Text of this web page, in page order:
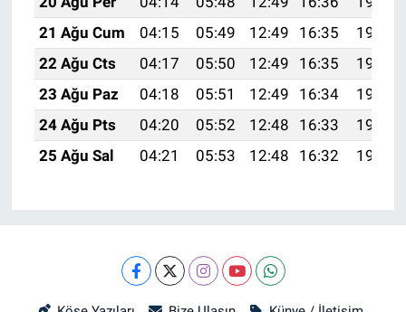
21 Ağu Cum
04:15 05:49 12:49 16:35
19:39
22 Ağu Cts
04:17 05:50 12:49 16:35
19:37
23 Ağu Paz
04:18 05:51 12:49 16:34
19:36
24 Ağu Pts
04:20 05:52 12:48 16:33
19:34
25 Ağu Sal
04:21 05:53 12:48 16:32 19:33